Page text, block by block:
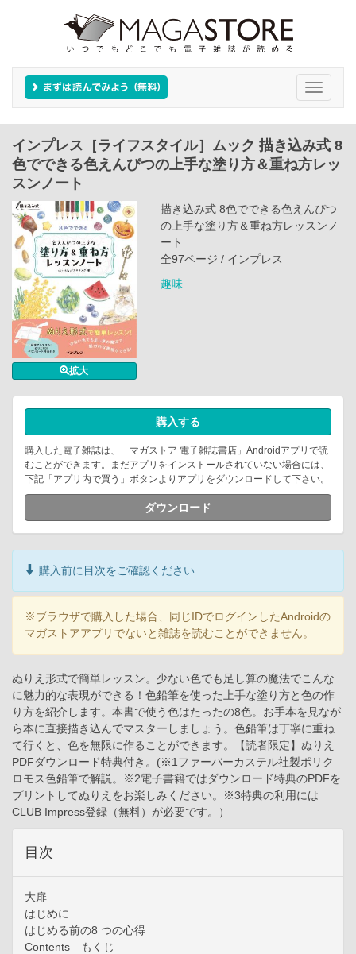
Toggle
インプレス［ライフスタイル］ムック 描き込み式 8
色でできる色えんぴつの上手な塗り方＆重ね方レッ
スンノート
拡大
描き込み式 8色でできる色えんぴつ
の上手な塗り方＆重ね方レッスンノ
ート
全97ページ / インプレス
趣味
購入する
購入した電子雑誌は、「マガストア 電子雑誌書店」Androidアプリで読
むことができます。まだアプリをインストールされていない場合には、
下記「アプリ内で買う」ボタンよりアプリをダウンロードして下さい。
ダウンロード
購入前に目次をご確認ください
※ブラウザで購入した場合、同じIDでログインしたAndroidの
マガストアアプリでないと雑誌を読むことができません。
ぬりえ形式で簡単レッスン。少ない色でも足し算の魔法でこんな
に魅力的な表現ができる！色鉛筆を使った上手な塗り方と色の作
り方を紹介します。本書で使う色はたったの8色。お手本を見なが
ら本に直接描き込んでマスターしましょう。色鉛筆は丁寧に重ね
て行くと、色を無限に作ることができます。【読者限定】ぬりえ
PDFダウンロード特典付き。(※1ファーバーカステル社製ポリク
ロモス色鉛筆で解説。※2電子書籍ではダウンロード特典のPDFを
プリントしてぬりえをお楽しみください。※3特典の利用には
CLUB Impress登録（無料）が必要です。）
目次
大扉
はじめに
はじめる前の8 つの心得
Contents もくじ